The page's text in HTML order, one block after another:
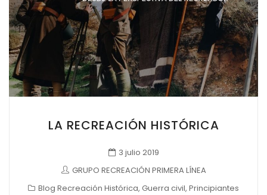
LA RECREACIÓN HISTÓRICA
3 julio 2019
GRUPO RECREACIÓN PRIMERA LÍNEA
Blog Recreación Histórica, Guerra civil, Principiantes